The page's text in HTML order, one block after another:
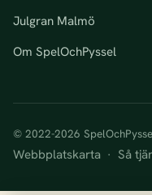
Julgran Malmö
Om SpelOchPyssel
© 2022-2026
Webbplatskarta · Så